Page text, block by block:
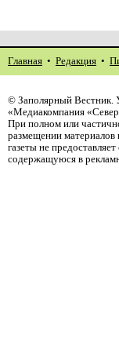
Главная • Редакция •
© Заполярный Вестник.
«Медиакомпания
При полном или
размещении материалов
газеты не
содержащуюся в